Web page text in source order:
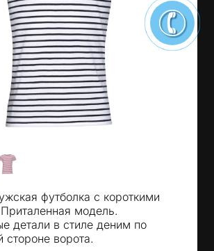
футболка с короткими
модель.
детали в стиле деним по
стороне ворота.